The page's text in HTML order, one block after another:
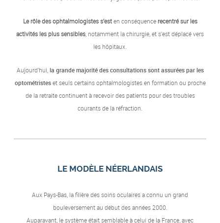
Le rôle des ophtalmologistes s’esten conséquence recentré sur les
activités les plus sensibles, notamment la chirurgie, et s’est déplacé vers
les hôpitaux.
Aujourd’hui,la grande majorité des consultations sont assurées par les
optométristeset seuls certains ophtalmologistes en formation ou proche
de la retraite continuent à recevoir des patients pour des troubles
courants de la réfraction.
LE MODÈLE NÉERLANDAIS
Aux Pays-Bas, la filière des soins oculaires a connu un grand
bouleversement au début des années 2000.
Auparavant, le système était semblable à celui de la France, avec